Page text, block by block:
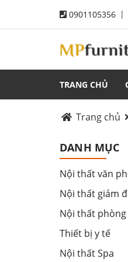
0901105356 |
TRANG CHỦ
Trang chủ
DANH MỤC
Nội thất văn
Nội thất giám
Nội thất
Thiết bị y tế
Nội thất Spa